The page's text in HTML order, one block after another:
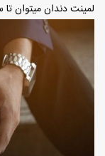
لمینت دندان میتوان